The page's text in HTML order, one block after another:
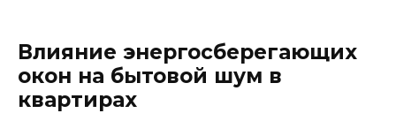
Влияние энергосберегающих
окон на бытовой шум в
квартирах